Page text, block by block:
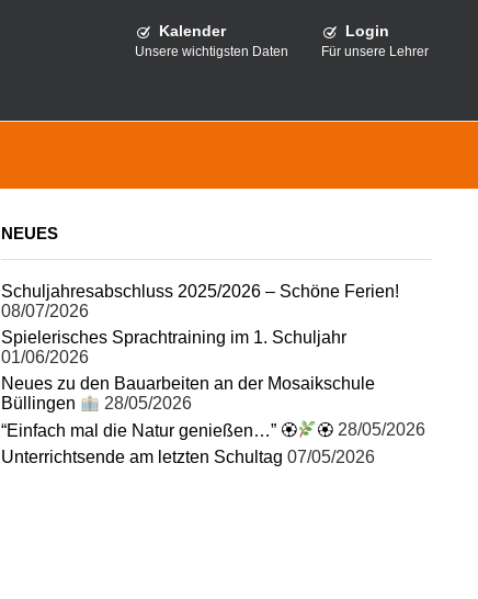
Login
Für unsere Lehrer
Kalender
Unsere wichtigsten Daten
NEUES
Schuljahresabschluss 2025/2026 – Schöne Ferien!
08/07/2026
Spielerisches Sprachtraining im 1. Schuljahr
01/06/2026
Neues zu den Bauarbeiten an der Mosaikschule
Büllingen
28/05/2026
“Einfach mal die Natur genießen…” 🏵
🏵 28/05/2026
Unterrichtsende am letzten Schultag 07/05/2026